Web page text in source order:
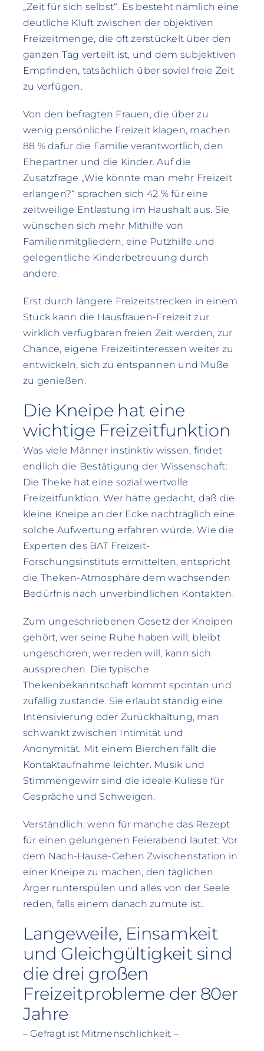
„Zeit für sich selbst“. Es besteht nämlich eine
deutliche Kluft zwischen der objektiven
Freizeitmenge, die oft zerstückelt über den
ganzen Tag verteilt ist, und dem subjektiven
Empfinden, tatsächlich über soviel freie Zeit
zu verfügen.
Von den befragten Frauen, die über zu
wenig persönliche Freizeit klagen, machen
88 % dafür die Familie verantwortlich, den
Ehepartner und die Kinder. Auf die
Zusatzfrage „Wie könnte man mehr Freizeit
erlangen?“ sprachen sich 42 % für eine
zeitweilige Entlastung im Haushalt aus. Sie
wünschen sich mehr Mithilfe von
Familienmitgliedern, eine Putzhilfe und
gelegentliche Kinderbetreuung durch
andere.
Erst durch längere Freizeitstrecken in einem
Stück kann die Hausfrauen-Freizeit zur
wirklich verfügbaren freien Zeit werden, zur
Chance, eigene Freizeitinteressen weiter zu
entwickeln, sich zu entspannen und Muße
zu genießen.
Die Kneipe hat eine
wichtige Freizeitfunktion
Was viele Männer instinktiv wissen, findet
endlich die Bestätigung der Wissenschaft:
Die Theke hat eine sozial wertvolle
Freizeitfunktion. Wer hätte gedacht, daß die
kleine Kneipe an der Ecke nachträglich eine
solche Aufwertung erfahren würde. Wie die
Experten des BAT Freizeit-
Forschungsinstituts ermittelten, entspricht
die Theken-Atmosphäre dem wachsenden
Bedürfnis nach unverbindlichen Kontakten.
Zum ungeschriebenen Gesetz der Kneipen
gehört, wer seine Ruhe haben will, bleibt
ungeschoren, wer reden will, kann sich
aussprechen. Die typische
Thekenbekanntschaft kommt spontan und
zufällig zustande. Sie erlaubt ständig eine
Intensivierung oder Zurückhaltung, man
schwankt zwischen Intimität und
Anonymität. Mit einem Bierchen fällt die
Kontaktaufnahme leichter. Musik und
Stimmengewirr sind die ideale Kulisse für
Gespräche und Schweigen.
Verständlich, wenn für manche das Rezept
für einen gelungenen Feierabend lautet: Vor
dem Nach-Hause-Gehen Zwischenstation in
einer Kneipe zu machen, den täglichen
Ärger runterspülen und alles von der Seele
reden, falls einem danach zumute ist.
Langeweile, Einsamkeit
und Gleichgültigkeit sind
die drei großen
Freizeitprobleme der 80er
Jahre
– Gefragt ist Mitmenschlichkeit –